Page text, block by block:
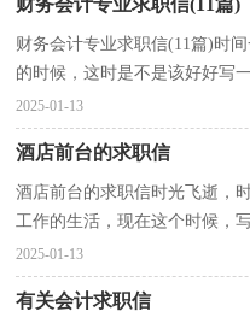
财务会计专业求职信(11篇)时
的时候，这时是不是该好好写
随便应付就可以喔，以下是小
2025-01-13
酒店前台的求职信
酒店前台的求职信时光飞逝，
工作的生活，现在这个时候，
职信需要注意哪些问题呢？下
2025-01-13
有关会计求职信